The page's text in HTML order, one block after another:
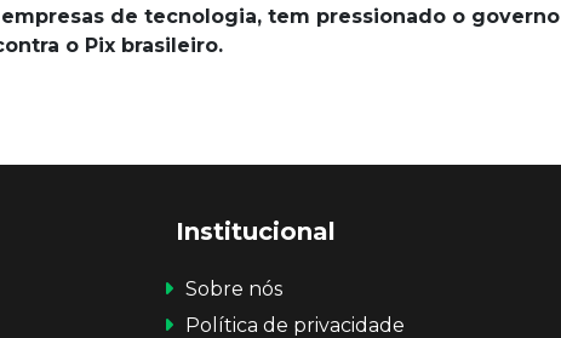
de tecnologia, tem pressionado o governo
o Pix brasileiro.
Institucional
Sobre nós
Política de privacidade